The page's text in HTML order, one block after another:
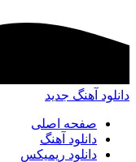
دانلود آهنگ جدید
صفحه اصلی
دانلود آهنگ
دانلود ریمیکس